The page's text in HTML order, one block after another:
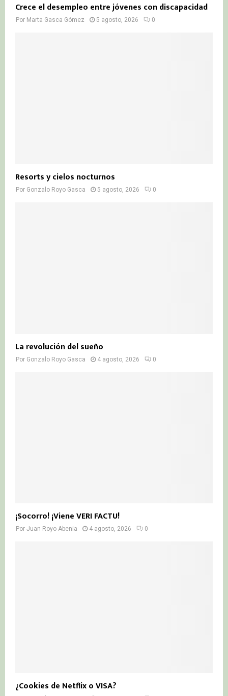
Crece el desempleo entre jóvenes con discapacidad
Por Marta Gasca Gómez 5 agosto, 2026 0
Resorts y cielos nocturnos
Por Gonzalo Royo Gasca 5 agosto, 2026 0
La revolución del sueño
Por Gonzalo Royo Gasca 4 agosto, 2026 0
¡Socorro! ¡Viene VERI FACTU!
Por Juan Royo Abenia 4 agosto, 2026 0
¿Cookies de Netflix o VISA?